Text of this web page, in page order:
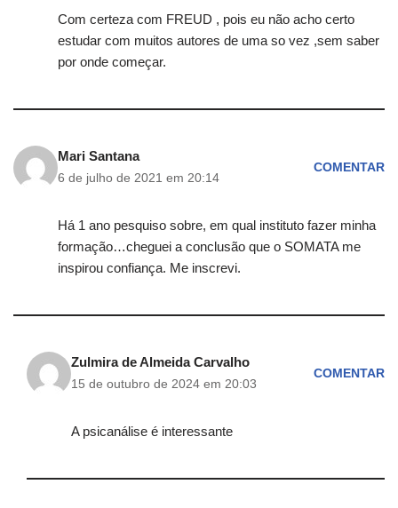
Com certeza com FREUD , pois eu não acho certo
estudar com muitos autores de uma so vez ,sem saber
por onde começar.
Mari Santana
6 de julho de 2021 em 20:14
COMENTAR
Há 1 ano pesquiso sobre, em qual instituto fazer minha
formação…cheguei a conclusão que o SOMATA me
inspirou confiança. Me inscrevi.
Zulmira de Almeida Carvalho
15 de outubro de 2024 em 20:03
COMENTAR
A psicanálise é interessante